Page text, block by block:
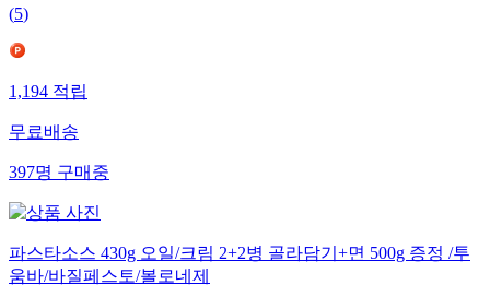
(5)
1,194적립
무료배송
397명구매중
파스타소스 430g 오일/크림 2+2병 골라담기+면 500g 증정 /투
움바/바질페스토/볼로네제